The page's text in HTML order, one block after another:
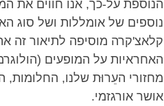
הנוספת על-כך, אנו חווים את
נוספים של אומללות ושל סוג
קלאצ'קרה מוסיפה לתיאור זה
האחראיות על המופעים
מחזורי העֵרוּת שלנו,
אושר אורגזמי.